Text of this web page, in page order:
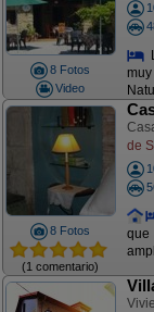
8 Fotos
Video
8 Fotos
(1 comentario)
de